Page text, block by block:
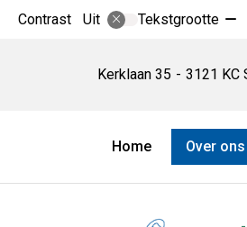
Contrast Uit Tekstgrootte
Kerklaan 35 3121 KC
Hoofdmenu
Home
Over ons